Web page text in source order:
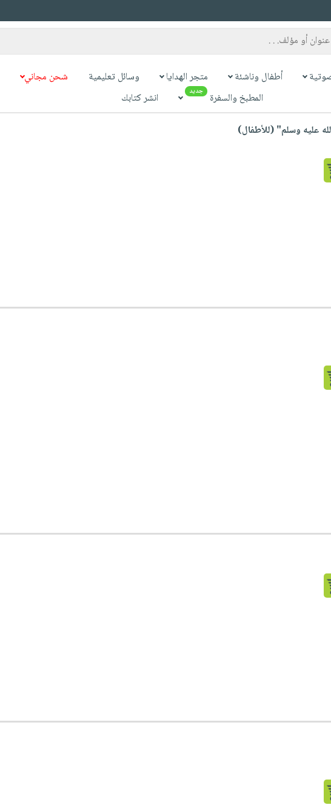
أطفال وناشئة متجر الهدايا وسائل تعليمية شحن مجاني
المطبخ والسفرة جديد
انشر كتابك
عليه وسلم" (للأطفال)